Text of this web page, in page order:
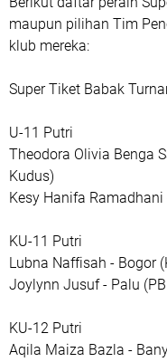
maupun pilihan Tim
klub mereka:
Super Tiket Babak
U-11 Putri
Theodora Olivia Benga
Kudus)
Kesy Hanifa
KU-11 Putri
Lubna Naffisah - Bogor
Joylynn Jusuf - Palu
KU-12 Putri
Aqila Maiza Bazla -